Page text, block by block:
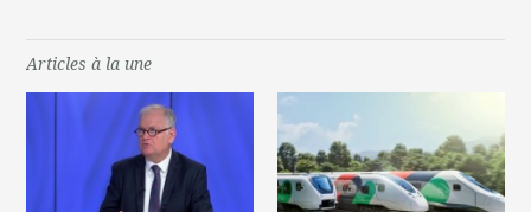
Articles à la une